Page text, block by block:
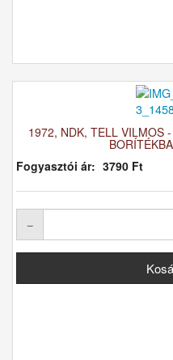
1972, NDK, TELL VILMOS
Fogyasztói ár: 3790 Ft